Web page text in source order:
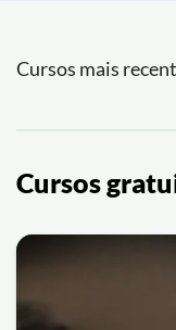
Cursos mais
Cursos